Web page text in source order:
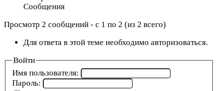
Сообщения
Просмотр 2 сообщений - с 1 по 2 (из 2 всего)
Для ответа в этой теме необходимо авторизоваться.
Войти
Имя пользователя:
Пароль: